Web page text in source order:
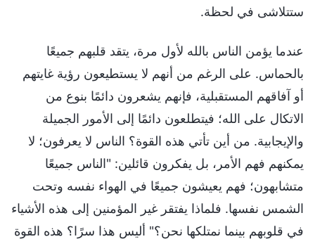
ستتلاشى في لحظة.
عندما يؤمن الناس بالله لأول مرة، يتقد قلبهم جميعًا
بالحماس. على الرغم من أنهم لا يستطيعون رؤية غايتهم
أو آفاقهم المستقبلية، فإنهم يشعرون دائمًا بنوع من
الاتكال على الله؛ فيتطلعون دائمًا إلى الأمور الجميلة
والإيجابية. من أين تأتي هذه القوة؟ الناس لا يعرفون؛ لا
يمكنهم فهم الأمر، بل يفكرون قائلين: "الناس جميعًا
متشابهون؛ فهم يعيشون جميعًا في الهواء نفسه وتحت
الشمس نفسها. فلماذا يفتقر غير المؤمنين إلى هذه الأشياء
في قلوبهم بينما نمتلكها نحن؟" أليس هذا سرًا؟ هذه القوة